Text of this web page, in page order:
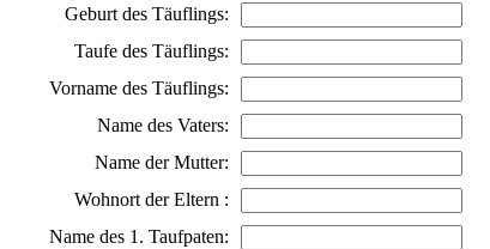
Geburt des Täuflings:
Taufe des Täuflings:
Vorname des Täuflings:
Name des Vaters:
Name der Mutter:
Wohnort der Eltern :
Name des 1. Taufpaten: